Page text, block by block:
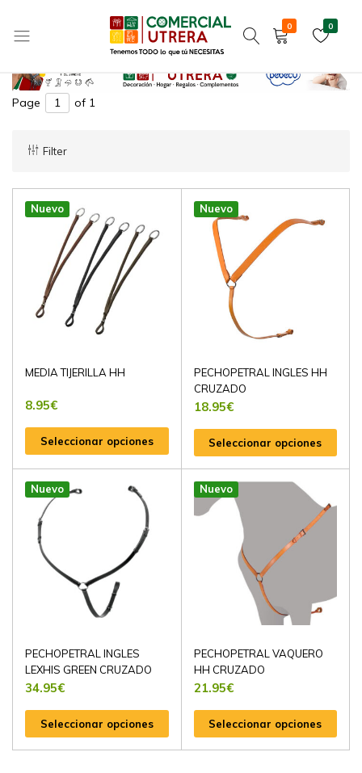
Utrera
TODO
0 0
Page of 1
Filter
Nuevo
MEDIA TIJERILLA HH
8.95€
Seleccionar opciones
Nuevo
PECHOPETRAL INGLES HH
CRUZADO
18.95€
Seleccionar opciones
Nuevo
PECHOPETRAL INGLES
LEXHIS GREEN CRUZADO
34.95€
Seleccionar opciones
Nuevo
PECHOPETRAL VAQUERO
HH CRUZADO
21.95€
Seleccionar opciones